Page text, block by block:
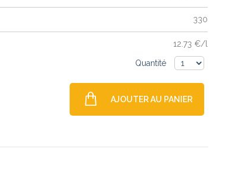
330
12.73 €/l
Quantité
AJOUTER AU PANIER